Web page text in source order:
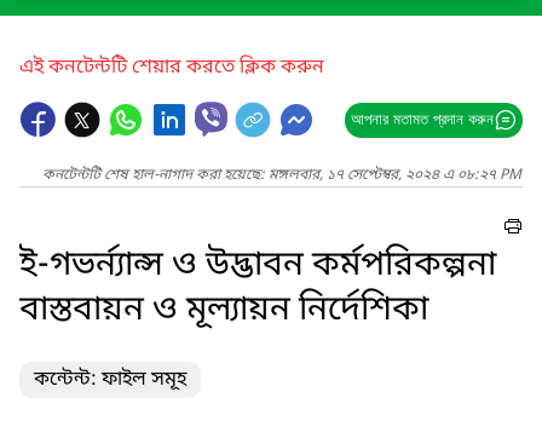
এই কনটেন্টটি শেয়ার করতে ক্লিক করুন
আপনার মতামত প্রদান করুন
কনটেন্টটি শেষ হাল-নাগাদ করা হয়েছে: মঙ্গলবার, ১৭ সেপ্টেম্বর, ২০২৪ এ ০৮:২৭ PM
ই-গভর্ন্যান্স ও উদ্ভাবন কর্মপরিকল্পনা
বাস্তবায়ন ও মূল্যায়ন নির্দেশিকা
কন্টেন্ট: ফাইল সমূহ